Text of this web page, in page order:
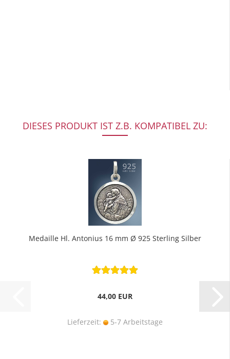
DIESES PRODUKT IST Z.B. KOMPATIBEL ZU:
Medaille Hl. Antonius 16 mm Ø 925 Sterling Silber
44,00 EUR
Lieferzeit: 5-7 Arbeitstage